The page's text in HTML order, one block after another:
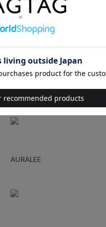
RAGTAGバイヤーの厳選ブランド
AURALEE